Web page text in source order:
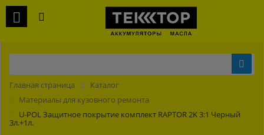
Главная страница
Каталог
Материалы для кузовного ремонта
U-POL Защитное покрытие комплект RAPTOR 2K 3:1 Черный
3л.+1л.